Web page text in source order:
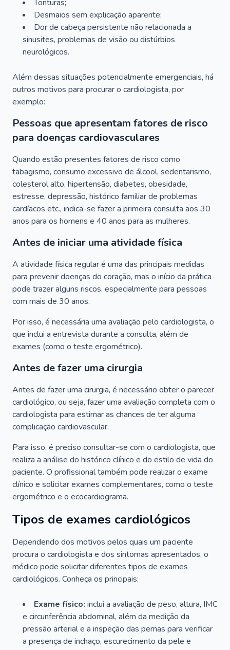
Tonturas;
Desmaios sem explicação aparente;
Dor de cabeça persistente não relacionada a
sinusites, problemas de visão ou distúrbios
neurológicos.
Além dessas situações potencialmente emergenciais, há
outros motivos para procurar o cardiologista, por
exemplo:
Pessoas que apresentam fatores de risco
para doenças cardiovasculares
Quando estão presentes fatores de risco como
tabagismo, consumo excessivo de álcool, sedentarismo,
colesterol alto, hipertensão, diabetes, obesidade,
estresse, depressão, histórico familiar de problemas
cardíacos etc., indica-se fazer a primeira consulta aos 30
anos para os homens e 40 anos para as mulheres.
Antes de iniciar uma atividade física
A atividade física regular é uma das principais medidas
para prevenir doenças do coração, mas o início da prática
pode trazer alguns riscos, especialmente para pessoas
com mais de 30 anos.
Por isso, é necessária uma avaliação pelo cardiologista, o
que inclui a entrevista durante a consulta, além de
exames (como o teste ergométrico).
Antes de fazer uma cirurgia
Antes de fazer uma cirurgia, é necessário obter o parecer
cardiológico, ou seja, fazer uma avaliação completa com o
cardiologista para estimar as chances de ter alguma
complicação cardiovascular.
Para isso, é preciso consultar-se com o cardiologista, que
realiza a análise do histórico clínico e do estilo de vida do
paciente. O profissional também pode realizar o exame
clínico e solicitar exames complementares, como o teste
ergométrico e o ecocardiograma.
Tipos de exames cardiológicos
Dependendo dos motivos pelos quais um paciente
procura o cardiologista e dos sintomas apresentados, o
médico pode solicitar diferentes tipos de exames
cardiológicos. Conheça os principais:
Exame físico: inclui a avaliação de peso, altura, IMC
e circunferência abdominal, além da medição da
pressão arterial e a inspeção das pernas para verificar
a presença de inchaço, escurecimento da pele e